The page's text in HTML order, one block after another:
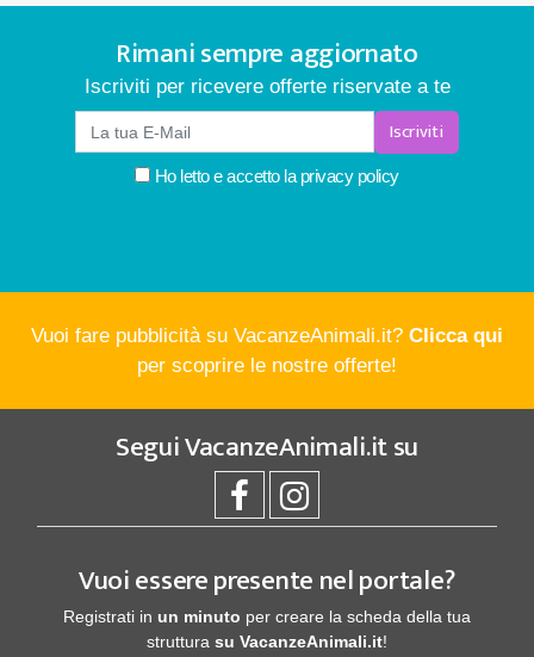
Rimani sempre aggiornato
Iscriviti per ricevere offerte riservate a te
Iscriviti
Ho letto e accetto la privacy policy
Vuoi fare pubblicità su VacanzeAnimali.it? Clicca qui
per scoprire le nostre offerte!
SeguiVacanzeAnimali.itsu
Vuoi essere presente nel portale?
Registrati in un minuto per creare la scheda della tua
struttura su VacanzeAnimali.it!